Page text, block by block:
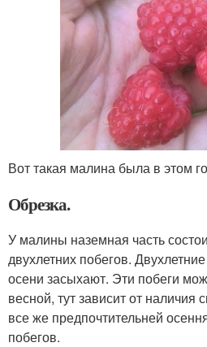
Вот такая малина была в этом
Обрезка.
У малины наземная часть
двухлетних побегов.
осени засыхают. Эти побеги
весной, тут зависит от
все же предпочтительней
побегов.